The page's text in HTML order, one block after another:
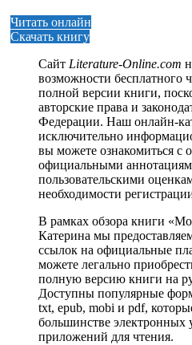
Читать онлайн
Скачать книгу
Сайт Literature-Online.com
возможности бесплатного
полной версии книги,
авторские права и
Федерации. Наш онлайн-
исключительно
вы можете ознакомиться с
официальными
пользовательскими
необходимости
В рамках обзора книги
Катерина мы
ссылок на официальные
можете легально
полную версию книги на
Доступны популярные
txt, epub, mobi и pdf,
большинстве электронных
приложений для чтения.